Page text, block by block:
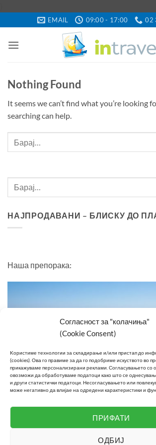
Согласност за "колачиња"
(Cookie Consent)
Kористиме технологии за складирање и/или пристап до
(cookies).Ова го правиме за да го подобриме искуството во
прикажуваме персонализирани реклами.Согласувањето со
овозможи да обработуваме податоци како што се
и други статистички податоци.Несогласувањето или
може негативно да влијае на одредени карактеристики и
ПРИФАТИ
ОДБИЈ
content
EMAIL 09:00 - 17:00 02
Nothing Found
It seems we can’t find what you’re looking
searching can help.
НАЈПРОДАВАНИ – БЛИСКУ ДО
Наша препорака:
Изберете сместување на неколку